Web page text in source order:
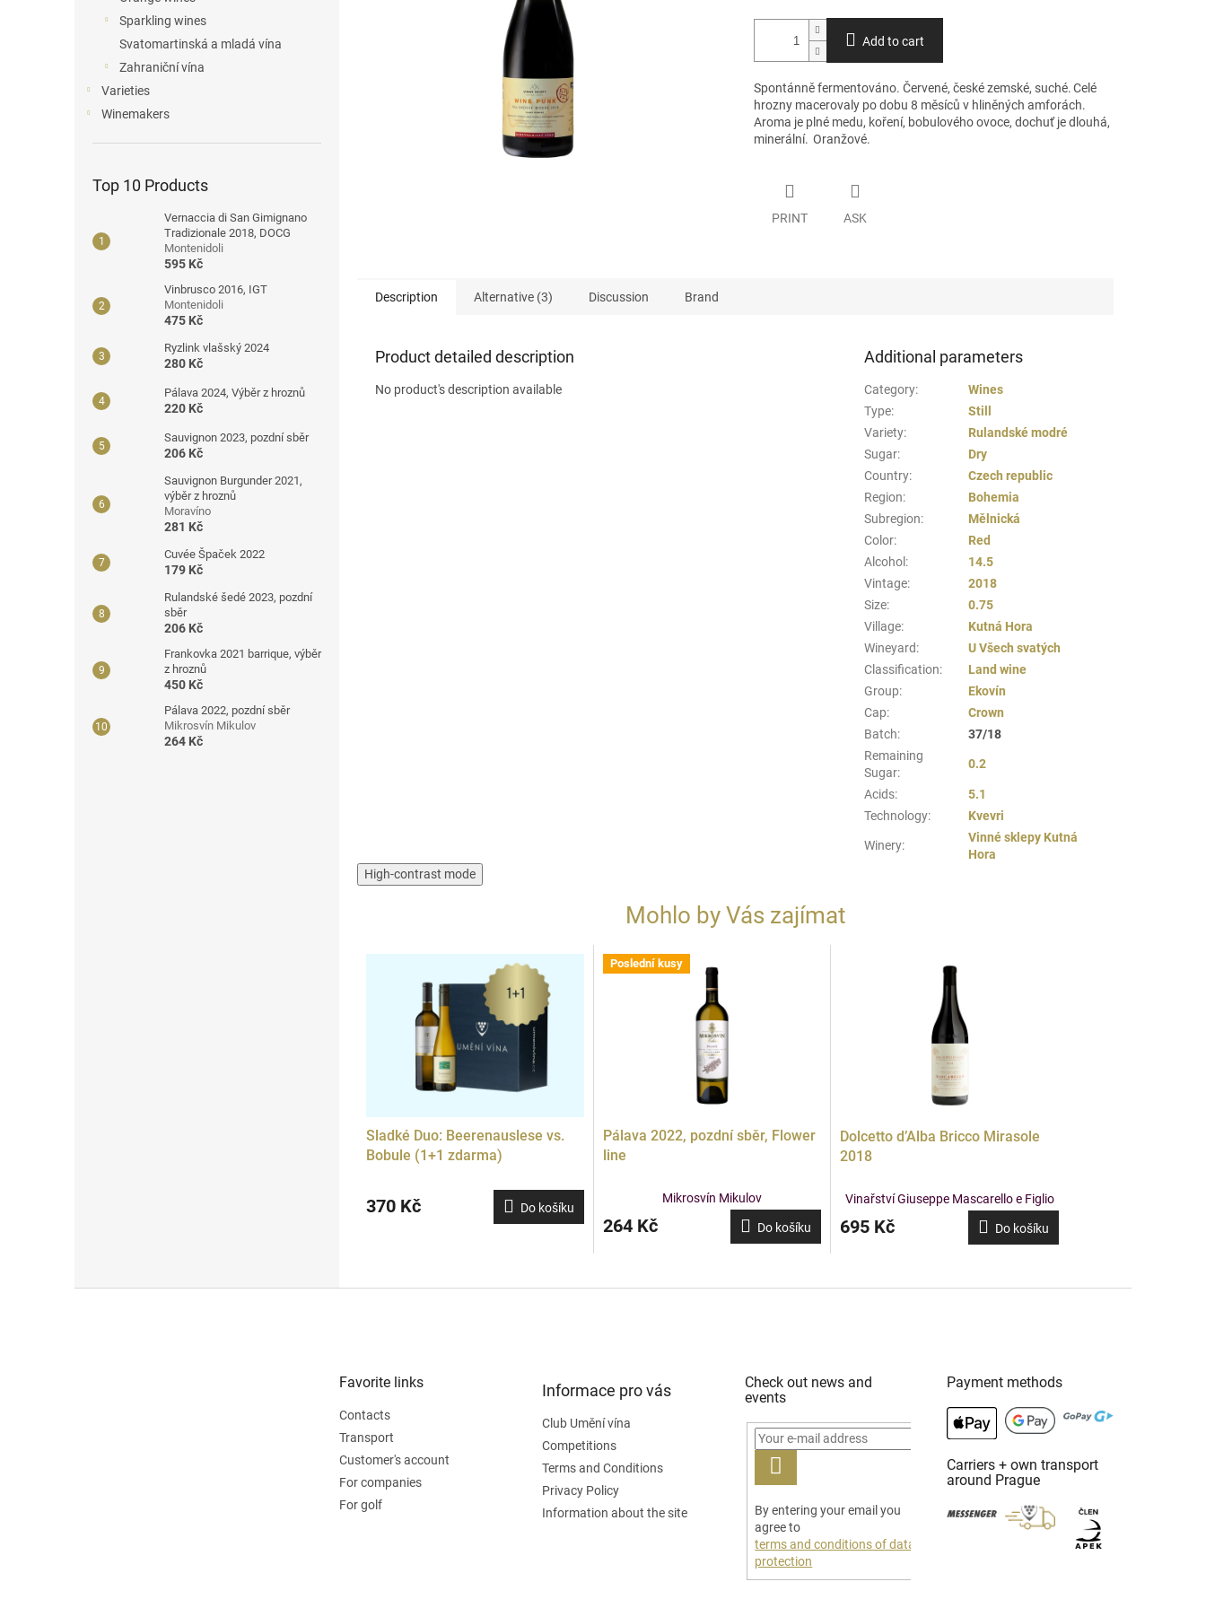
Sparkling wines
Svatomartinská a mladá vína
Zahraniční vína
Varieties
Winemakers
Top 10 Products
Vernaccia di San Gimignano
Tradizionale 2018, DOCG
Montenidoli
595 Kč
Vinbrusco 2016, IGT
Montenidoli
475 Kč
Ryzlink vlašský 2024
280 Kč
Pálava 2024, Výběr z hroznů
220 Kč
Sauvignon 2023, pozdní sběr
206 Kč
Sauvignon Burgunder 2021,
výběr z hroznů
Moravíno
281 Kč
Cuvée Špaček 2022
179 Kč
Rulandské šedé 2023, pozdní
sběr
206 Kč
Frankovka 2021 barrique, výběr
z hroznů
450 Kč
Pálava 2022, pozdní sběr
Mikrosvín Mikulov
264 Kč
Add to cart
Spontánně fermentováno. Červené, české zemské, suché.Celé
hrozny macerovaly po dobu 8 měsíců v hliněných amforách.
Aroma je plné medu, koření, bobulového ovoce, dochuť je dlouhá,
minerální. Oranžové.
PRINT ASK
Description Alternative (3) Discussion Brand
Product detailed description
No product's description available
Additional parameters
Category:
Wines
Type:
Still
Variety:
Rulandské modré
Sugar:
Dry
Country:
Czech republic
Region:
Bohemia
Subregion:
Mělnická
Color:
Red
Alcohol :
14.5
Vintage:
2018
Size:
0.75
Village:
Kutná Hora
Wineyard:
U Všech svatých
Classification:
Land wine
Group:
Ekovín
Cap:
Crown
Batch:
37/18
Remaining
Sugar:
0.2
Acids:
5.1
Technology: Kvevri
Winery:
Vinné sklepy Kutná
Hora
High-contrast mode
Mohlo by Vás zajímat
Sladké Duo: Beerenauslese vs.
Bobule (1+1 zdarma)
370 Kč Do košíku
Poslední kusy
Pálava 2022, pozdní sběr, Flower
line
Mikrosvín Mikulov
264 Kč Do košíku
Dolcetto d’Alba Bricco Mirasole
2018
Vinařství Giuseppe Mascarello e Figlio
695 Kč Do košíku
Favorite links
Contacts
Transport
Customer's account
For companies
For golf
Informace pro vás
Club Umění vína
Competitions
Terms and Conditions
Privacy Policy
Information about the site
Check out news and
events
LOG
IN
By entering your email you
agree to
terms and conditions of data
protection
Payment methods
Carriers + own transport
around Prague